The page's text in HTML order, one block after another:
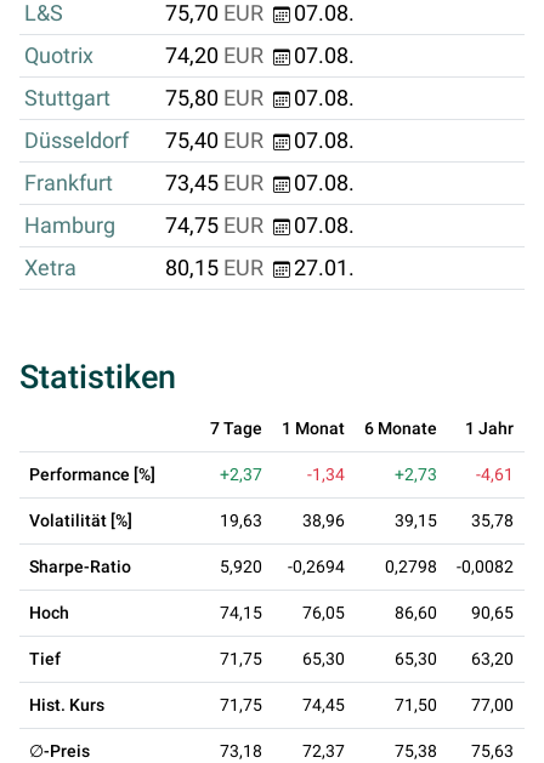
L&S
75,70 EUR
07.08.
Quotrix
74,20 EUR
07.08.
Stuttgart
75,80 EUR
07.08.
Düsseldorf
75,40 EUR
07.08.
Frankfurt
73,45 EUR
07.08.
Hamburg
74,75 EUR
07.08.
Xetra
80,15 EUR 27.01.
Statistiken
7 Tage 1 Monat 6 Monate 1 Jahr
Performance [%] +2,37 -1,34 +2,73 -4,61
Volatilität [%] 19,63 38,96 39,15 35,78
Sharpe-Ratio 5,920 -0,2694 0,2798 -0,0082
Hoch 74,15 76,05 86,60 90,65
Tief 71,75 65,30 65,30 63,20
Hist. Kurs 71,75 74,45 71,50 77,00
∅-Preis 73,18 72,37 75,38 75,63